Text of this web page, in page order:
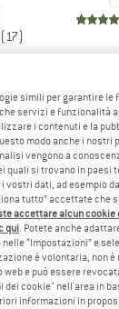
(17)
simili per garantire le
servizi e funzionalità
i contenuti e la
modo anche i nostri
vengono a
quali si trovano in paesi
vostri dati, ad esempio
tutto” accettate che
accettare alcun
qui . Potete anche
“Impostazioni” e
è volontaria, non è
e può essere
dei cookie" nell'area in
informazioni in